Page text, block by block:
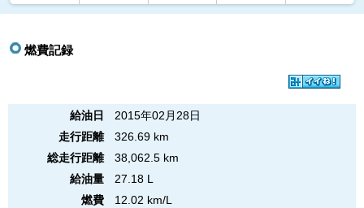
燃費記録
給油日
2015年02月28日
走行距離
326.69 km
総走行距離
38,062.5 km
給油量
27.18 L
燃費
12.02 km/L